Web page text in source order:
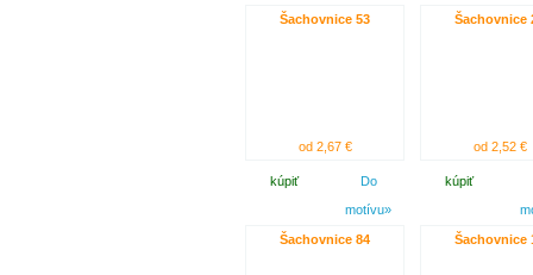
Šachovnice 53
od 2,67 €
kúpiť
Do
motívu»
Šachovnice
od 2,52 €
kúpiť
Šachovnice 84 Šachovnice